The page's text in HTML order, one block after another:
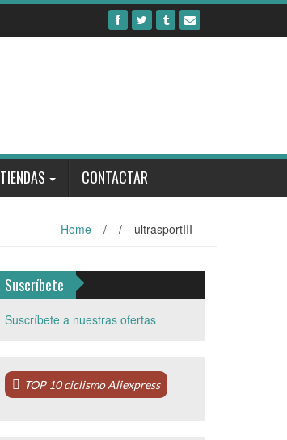
TIENDAS CONTACTAR
Home / / ultrasportIII
Suscríbete
Suscríbete a nuestras ofertas
TOP 10 ciclismo Aliexpress